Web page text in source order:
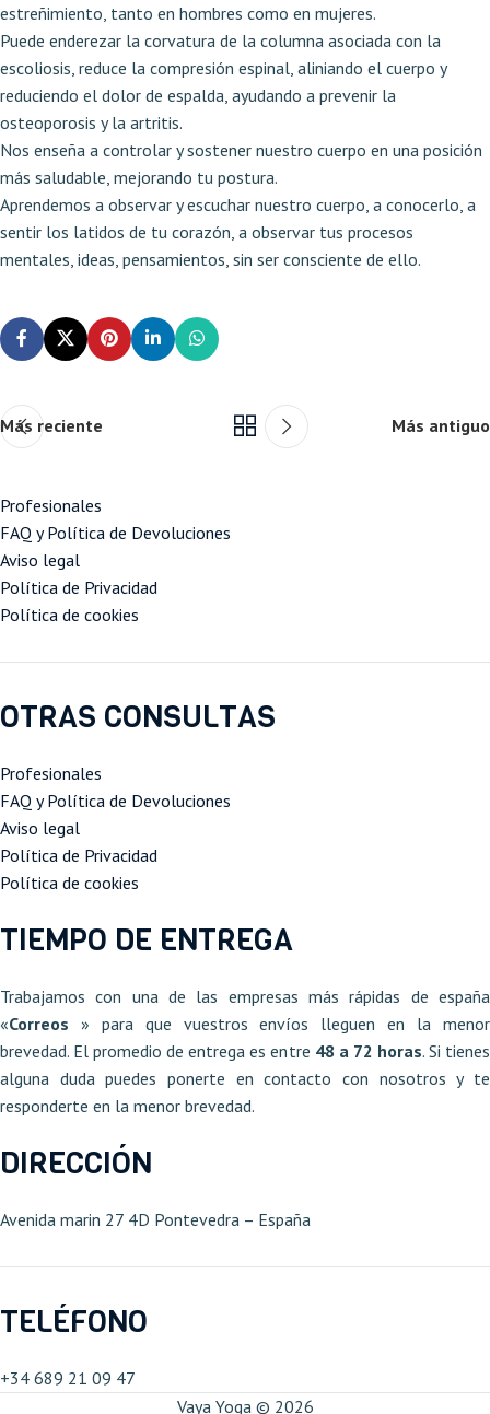
estreñimiento, tanto en hombres como en mujeres.
Puede enderezar la corvatura de la columna asociada con la
escoliosis, reduce la compresión espinal, aliniando el cuerpo y
reduciendo el dolor de espalda, ayudando a prevenir la
osteoporosis y la artritis.
Nos enseña a controlar y sostener nuestro cuerpo en una posición
más saludable, mejorando tu postura.
Aprendemos a observar y escuchar nuestro cuerpo, a conocerlo, a
sentir los latidos de tu corazón, a observar tus procesos
mentales, ideas, pensamientos, sin ser consciente de ello.
Más reciente Más antiguo
Profesionales
FAQ y Política de Devoluciones
Aviso legal
Política de Privacidad
Política de cookies
OTRAS CONSULTAS
Profesionales
FAQ y Política de Devoluciones
Aviso legal
Política de Privacidad
Política de cookies
TIEMPO DE ENTREGA
Trabajamos con una de las empresas más rápidas de españa
«Correos » para que vuestros envíos lleguen en la menor
brevedad. El promedio de entrega es entre 48 a 72 horas. Si tienes
alguna duda puedes ponerte en contacto con nosotros y te
responderte en la menor brevedad.
DIRECCIÓN
Avenida marin 27 4D Pontevedra – España​
TELÉFONO
+34 689 21 09 47​
Vaya Yoga © 2026